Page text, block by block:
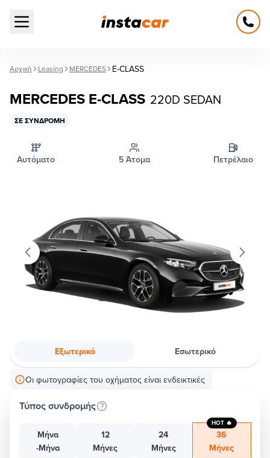
Open main menu
Αρχική Leasing MERCEDES E-CLASS
MERCEDES E-CLASS 220D SEDAN
ΣΕ ΣΥΝΔΡΟΜΉ
Αυτόματο 5 Άτομα Πετρέλαιο
Εξωτερικό Εσωτερικό
Οι φωτογραφίες του οχήματος είναι ενδεικτικές
Τύπος συνδρομής
Μήνα
-Μήνα
12
Μήνες
24
Μήνες
36
Μήνες
HOT 🔥